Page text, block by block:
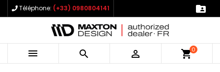
Téléphone: (+33) 0980804141 
   shopping_cart0